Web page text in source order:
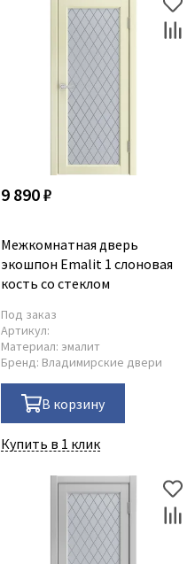
9 890 ₽
Межкомнатная дверь
экошпон Emalit 1 слоновая
кость со стеклом
Под заказ
Артикул:
Материал: эмалит
Бренд: Владимирские двери
В корзину
Купить в 1 клик